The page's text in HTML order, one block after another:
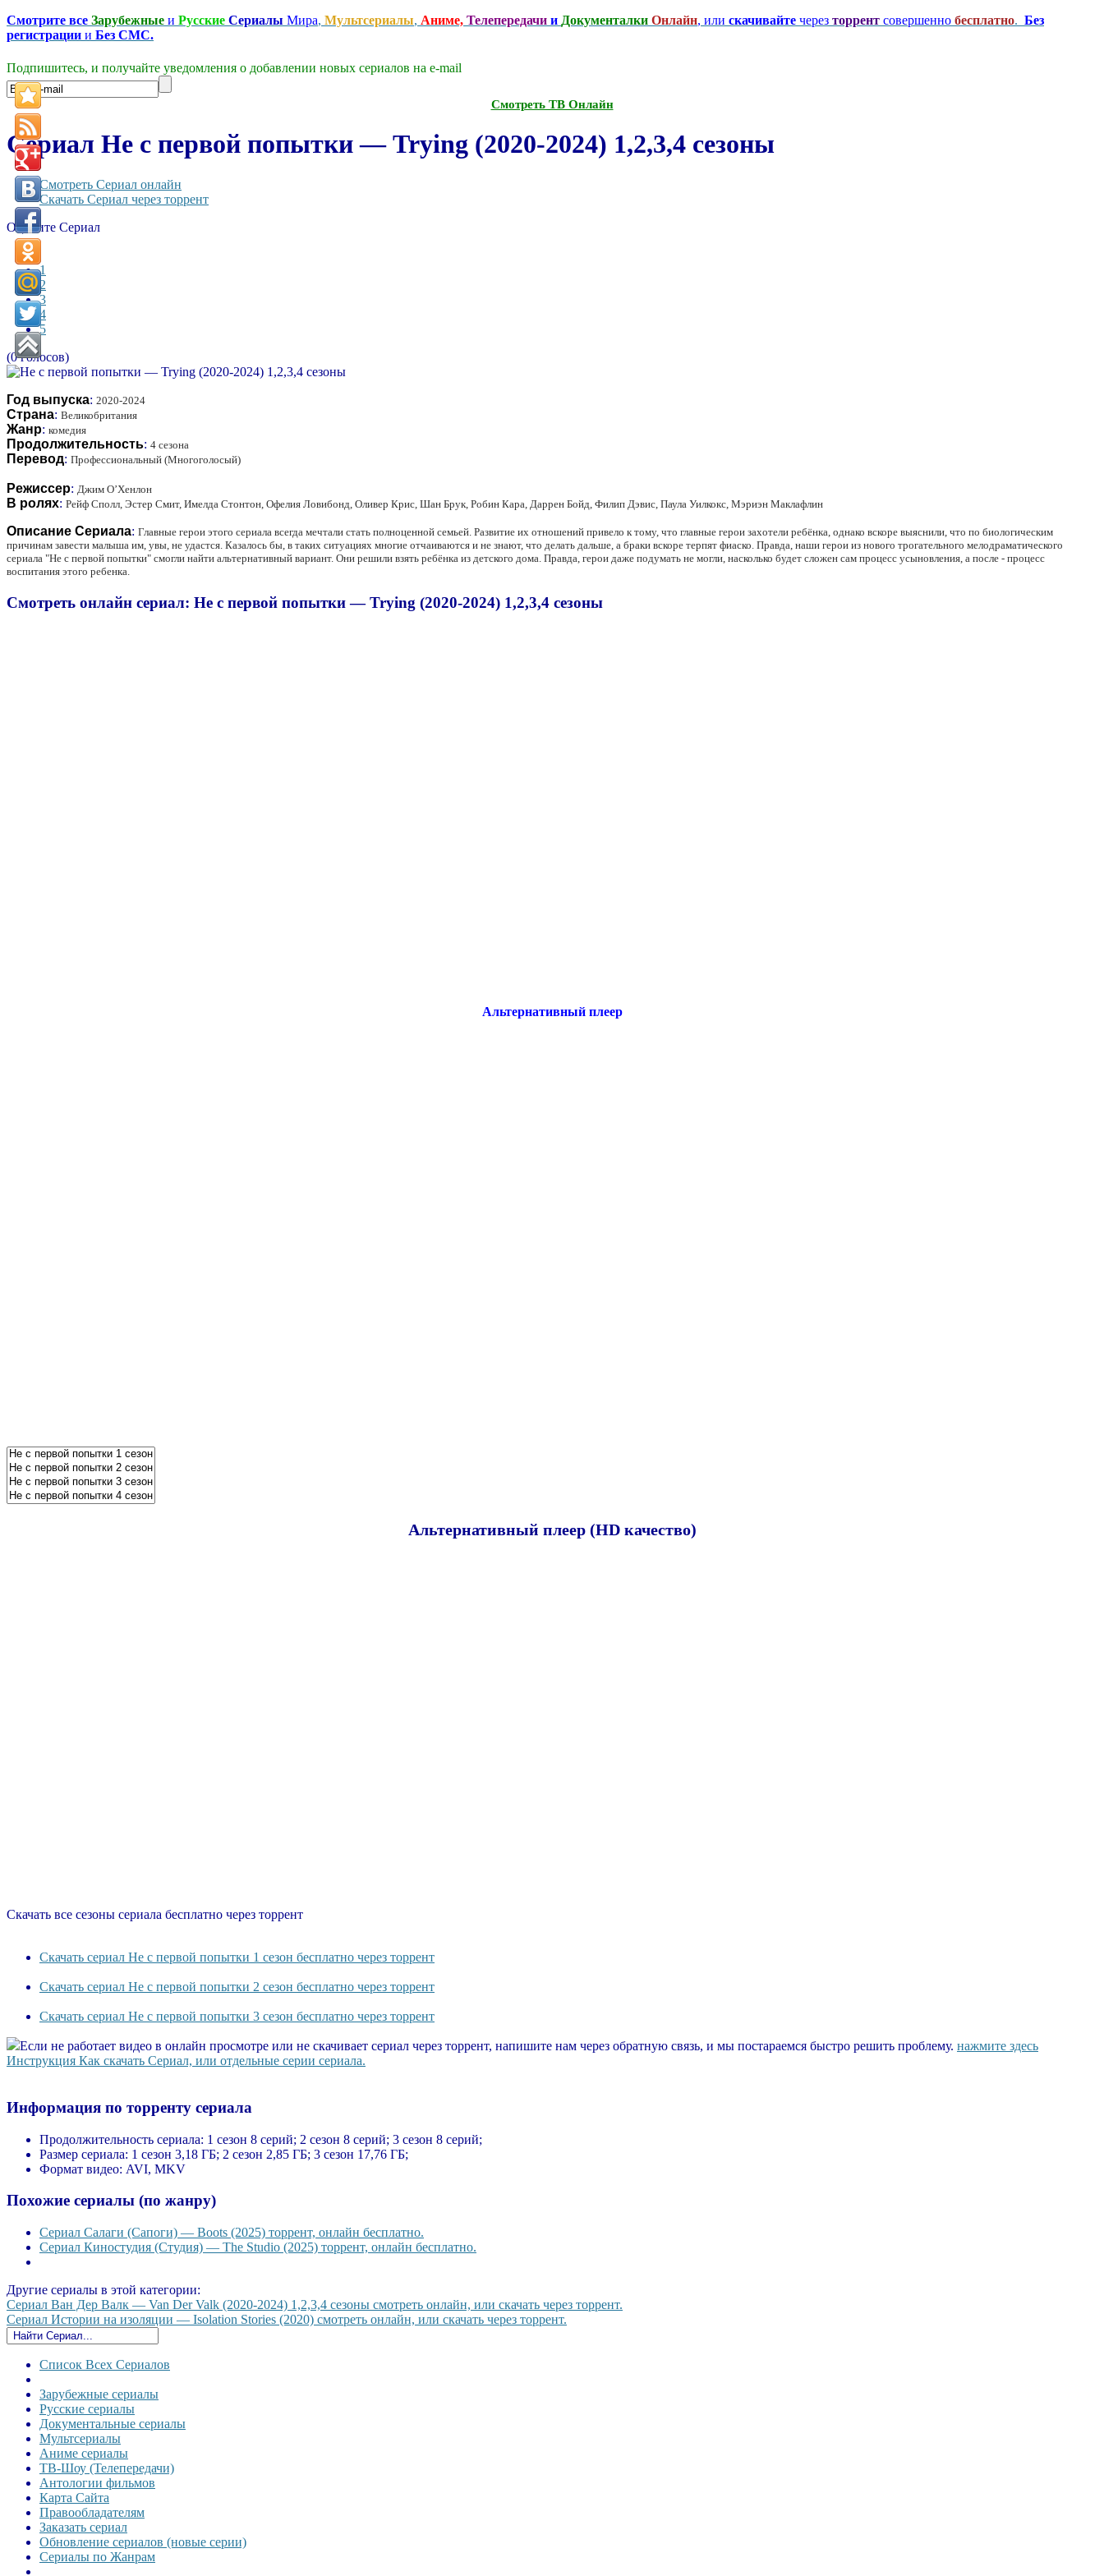
Смотрите все Зарубежные и Русские Сериалы Мира, Мультсериалы, Аниме, Телепередачи и Документалки Онлайн, или скачивайте через торрент совершенно бесплатно. Без
регистрации и Без СМС.
Подпишитесь, и получайте уведомления о добавлении новых сериалов на e-mаil
Смотреть ТВ Онлайн
Сериал Не с первой попытки — Trying (2020-2024) 1,2,3,4 сезоны
Смотреть Сериал онлайн
Скачать Сериал через торрент
Оцените Сериал
1
2
3
4
5
(0 голосов)
Год выпуска: 2020-2024
Страна: Великобритания
Жанр: комедия
Продолжительность: 4 сезона
Перевод: Профессиональный (Многоголосый)
Режиссер: Джим О’Хенлон
В ролях: Рейф Сполл, Эстер Смит, Имелда Стонтон, Офелия Ловибонд, Оливер Крис, Шан Брук, Робин Кара, Даррен Бойд, Филип Дэвис, Паула Уилкокс, Мэриэн Маклафлин
Описание Сериала: Главные герои этого сериала всегда мечтали стать полноценной семьей. Развитие их отношений привело к тому, что главные герои захотели ребёнка, однако вскоре выяснили, что по биологическим
причинам завести малыша им, увы, не удастся. Казалось бы, в таких ситуациях многие отчаиваются и не знают, что делать дальше, а браки вскоре терпят фиаско. Правда, наши герои из нового трогательного мелодраматического
сериала "Не с первой попытки" смогли найти альтернативный вариант. Они решили взять ребёнка из детского дома. Правда, герои даже подумать не могли, насколько будет сложен сам процесс усыновления, а после - процесс
воспитания этого ребенка.
Смотреть онлайн сериал: Не с первой попытки — Trying (2020-2024) 1,2,3,4 сезоны
Альтернативный плеер
Альтернативный плеер (HD качество)
Скачать все сезоны сериала бесплатно через торрент
Скачать сериал Не с первой попытки 1 сезон бесплатно через торрент
Скачать сериал Не с первой попытки 2 сезон бесплатно через торрент
Скачать сериал Не с первой попытки 3 сезон бесплатно через торрент
Если не работает видео в онлайн просмотре или не скачивает сериал через торрент, напишите нам через обратную связь, и мы постараемся быстро решить проблему. нажмите здесь
Инструкция Как скачать Сериал, или отдельные серии сериала.
Информация по торренту сериала
Продолжительность сериала: 1 сезон 8 серий; 2 сезон 8 серий; 3 сезон 8 серий;
Размер сериала: 1 сезон 3,18 ГБ; 2 сезон 2,85 ГБ; 3 сезон 17,76 ГБ;
Формат видео: AVI, MKV
Похожие сериалы (по жанру)
Сериал Салаги (Сапоги) — Boots (2025) торрент, онлайн бесплатно.
Сериал Киностудия (Студия) — The Studio (2025) торрент, онлайн бесплатно.
Другие сериалы в этой категории:
Сериал Ван Дер Валк — Van Der Valk (2020-2024) 1,2,3,4 сезоны смотреть онлайн, или скачать через торрент.
Сериал Истории на изоляции — Isolation Stories (2020) смотреть онлайн, или скачать через торрент.
Список Всех Сериалов
Зарубежные сериалы
Русские сериалы
Документальные сериалы
Мультсериалы
Аниме сериалы
ТВ-Шоу (Телепередачи)
Антологии фильмов
Карта Сайта
Правообладателям
Заказать сериал
Обновление сериалов (новые серии)
Сериалы по Жанрам